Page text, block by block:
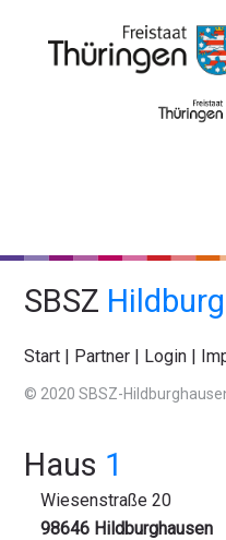
SBSZ
Start Partner Login
© 2020 SBSZ-
Haus 1
Wiesenstraße 20
98646 Hildburghausen